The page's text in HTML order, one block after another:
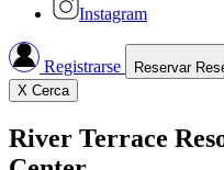
Instagram
Registrarse Reservar
X Cerca
River Terrace